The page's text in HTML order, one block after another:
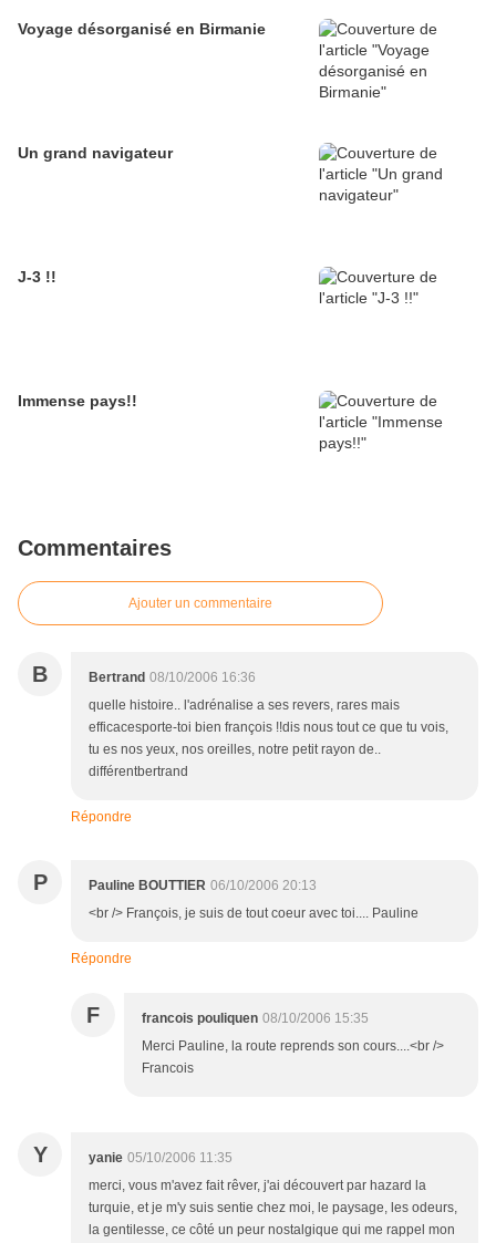
Voyage désorganisé en Birmanie
Un grand navigateur
J-3 !!
Immense pays!!
Commentaires
Ajouter un commentaire
B Bertrand 08/10/2006 16:36
quelle histoire.. l'adrénalise a ses revers, rares mais
efficacesporte-toi bien françois !!dis nous tout ce que tu vois,
tu es nos yeux, nos oreilles, notre petit rayon de..
différentbertrand
Répondre
P Pauline BOUTTIER 06/10/2006 20:13
<br /> François, je suis de tout coeur avec toi.... Pauline
Répondre
F francois pouliquen 08/10/2006 15:35
Merci Pauline, la route reprends son cours....<br />
Francois
Y yanie 05/10/2006 11:35
merci, vous m'avez fait rêver, j'ai découvert par hazard la
turquie, et je m'y suis sentie chez moi, le paysage, les odeurs,
la gentilesse, ce côté un peur nostalgique qui me rappel mon